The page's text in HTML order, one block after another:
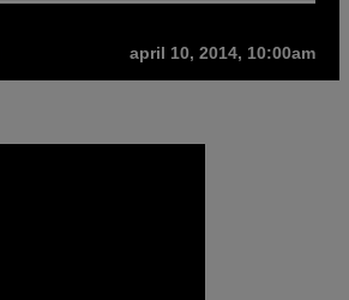
april 10, 2014, 10:00am